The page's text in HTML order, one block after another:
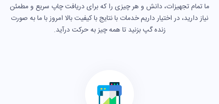
ما تمام تجهیزات، دانش و هر چیزی را که برای دریافت چاپ سریع و مطمئن
نیاز دارید، در اختیار داریم خدمات با نتایج با کیفیت بالا امروز با ما به صورت
زنده گپ بزنید تا همه چیز به حرکت درآید.